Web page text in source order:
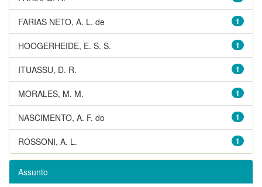
1
FARIAS NETO, A. L. de
1
HOOGERHEIDE, E. S. S.
1
ITUASSU, D. R.
1
MORALES, M. M.
1
NASCIMENTO, A. F. do
1
ROSSONI, A. L.
Assunto